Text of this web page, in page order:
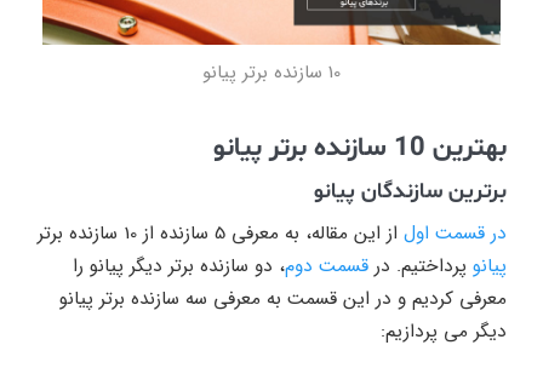
10 سازنده برتر پیانو
بهترین 10 سازنده برتر پیانو
برترین سازندگان پیانو
در قسمت اولاز این مقاله، به معرفی 5 سازنده از 10 سازنده برتر
پیانوپرداختیم. در قسمت دوم، دو سازنده برتر دیگر پیانو را
معرفی کردیم و در این قسمت به معرفی سه سازنده برتر پیانو
دیگر می پردازیم: